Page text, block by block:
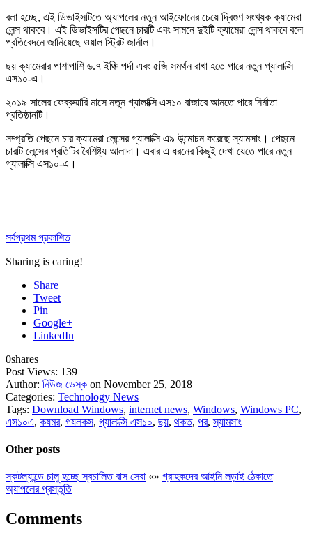
বলা হচ্ছে, এই ডিভাইসটিতে অ্যাপলের নতুন আইফোনের চেয়ে দ্বিগুণ সংখ্যক ক্যামেরা
লেন্স থাকবে। এই ডিভাইসটির পেছনে চারটি এবং সামনে দুইটি ক্যামেরা লেন্স থাকবে বলে
প্রতিবেদনে জানিয়েছে ওয়াল স্ট্রিট জার্নাল।
ছয় ক্যামেরার পাশাপাশি ৬.৭ ইঞ্চি পর্দা এবং ৫জি সমর্থন রাখা হতে পারে নতুন গ্যালাক্সি
এস১০-এ।
২০১৯ সালের ফেব্রুয়ারি মাসে নতুন গ্যালাক্সি এস১০ বাজারে আনতে পারে নির্মাতা
প্রতিষ্ঠানটি।
সম্প্রতি পেছনে চার ক্যামেরা লেন্সের গ্যালাক্সি এ৯ উন্মোচন করেছে স্যামসাং। পেছনে
চারটি লেন্সের প্রতিটির বৈশিষ্ট্য আলাদা। এবার এ ধরনের কিছুই দেখা যেতে পারে নতুন
গ্যালাক্সি এস১০-এ।
সর্বপ্রথম প্রকাশিত
Sharing is caring!
Share
Tweet
Pin
Google+
LinkedIn
0shares
Post Views: 139
Author: নিউজ ডেস্ক on November 25, 2018
Categories: Technology News
Tags: Download Windows, internet news, Windows, Windows PC,
এস১০এ, কযমর, গযলকস, গ্যালাক্সি এস১০, ছয়, থকত, পর,স্যামসাং
Other posts
স্কটল্যান্ডে চালু হচ্ছে স্বচালিত বাস সেবা «» গ্রাহকদের আইনি লড়াই ঠেকাতে
অ্যাপলের প্রস্তুতি
Comments